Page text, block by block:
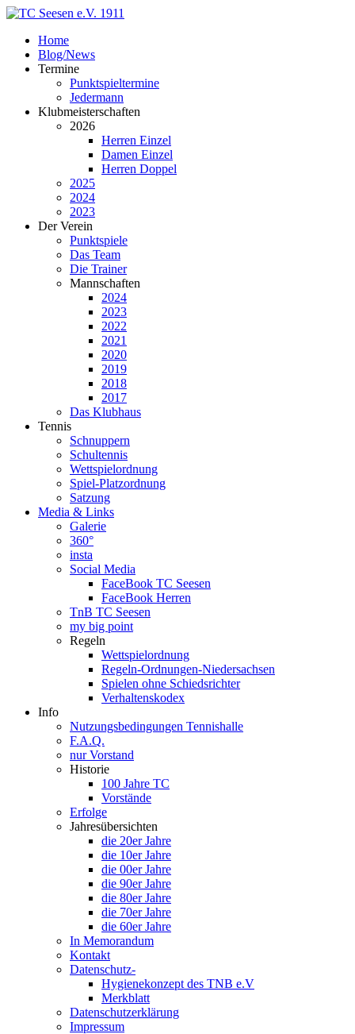
Home
Blog/News
Termine
Punktspieltermine
Jedermann
Klubmeisterschaften
2026
Herren Einzel
Damen Einzel
Herren Doppel
2025
2024
2023
Der Verein
Punktspiele
Das Team
Die Trainer
Mannschaften
2024
2023
2022
2021
2020
2019
2018
2017
Das Klubhaus
Tennis
Schnuppern
Schultennis
Wettspielordnung
Spiel-Platzordnung
Satzung
Media & Links
Galerie
360°
insta
Social Media
FaceBook TC Seesen
FaceBook Herren
TnB TC Seesen
my big point
Regeln
Wettspielordnung
Regeln-Ordnungen-Niedersachsen
Spielen ohne Schiedsrichter
Verhaltenskodex
Info
Nutzungsbedingungen Tennishalle
F.A.Q.
nur Vorstand
Historie
100 Jahre TC
Vorstände
Erfolge
Jahresübersichten
die 20er Jahre
die 10er Jahre
die 00er Jahre
die 90er Jahre
die 80er Jahre
die 70er Jahre
die 60er Jahre
In Memorandum
Kontakt
Datenschutz-
Hygienekonzept des TNB e.V
Merkblatt
Datenschutzerklärung
Impressum